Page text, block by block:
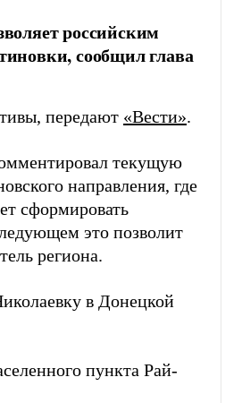
российским
сообщил глава
передают «Вести».
текущую
направления, где
сформировать
это позволит
региона.
в Донецкой
пункта Рай-